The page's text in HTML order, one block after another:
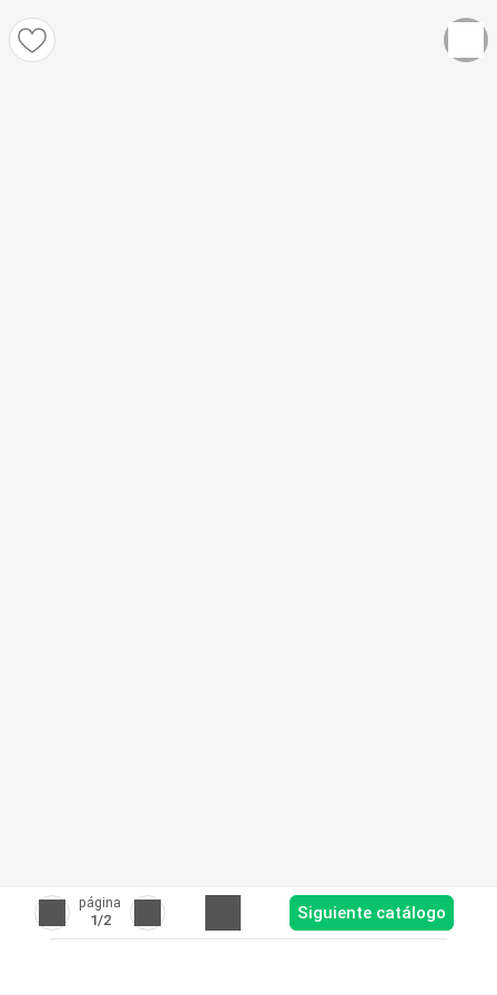
página
1/2 Siguiente catálogo